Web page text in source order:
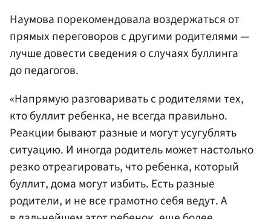
Наумова порекомендовала воздержаться от
прямых переговоров с другими родителями —
лучше довести сведения о случаях буллинга
до педагогов.
«Напрямую разговаривать с родителями тех,
кто буллит ребенка, не всегда правильно.
Реакции бывают разные и могут усугублять
ситуацию. И иногда родитель может настолько
резко отреагировать, что ребенка, который
буллит, дома могут избить. Есть разные
родители, и не все грамотно себя ведут. А